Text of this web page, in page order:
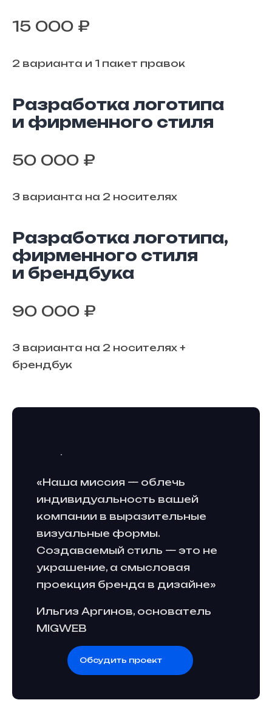
15 000 ₽
2 варианта и 1 пакет правок
Разработка логотипа
и фирменного стиля
50 000 ₽
3 варианта на 2 носителях
Разработка логотипа,
фирменного стиля
и брендбука
90 000 ₽
3 варианта на 2 носителях +
брендбук
«Наша миссия — облечь
индивидуальность вашей
компании в выразительные
визуальные формы.
Создаваемый стиль — это не
украшение, а смысловая
проекция бренда в дизайне»
Ильгиз Аргинов, основатель
MIGWEB
Обсудить проект